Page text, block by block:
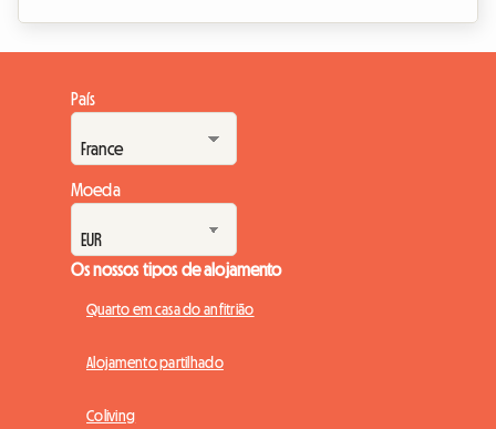
erradicar o que é vulgarmente conhecido como “passoire
thermique” (imóvel com fraca eficiência energética). Perante
esta situação, muitos proprietários encontram-se num ...
País
Moeda
Os nossos tipos de alojamento
Quarto em casa do anfitrião
Alojamento partilhado
Coliving